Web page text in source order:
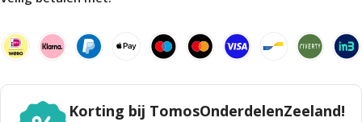
Korting bij TomosOnderdelenZeeland!